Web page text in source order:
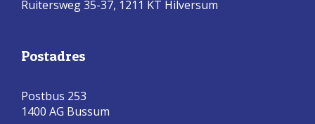
Ruitersweg 35-37, 1211 KT Hilversum
Postadres
Postbus 253
1400 AG Bussum